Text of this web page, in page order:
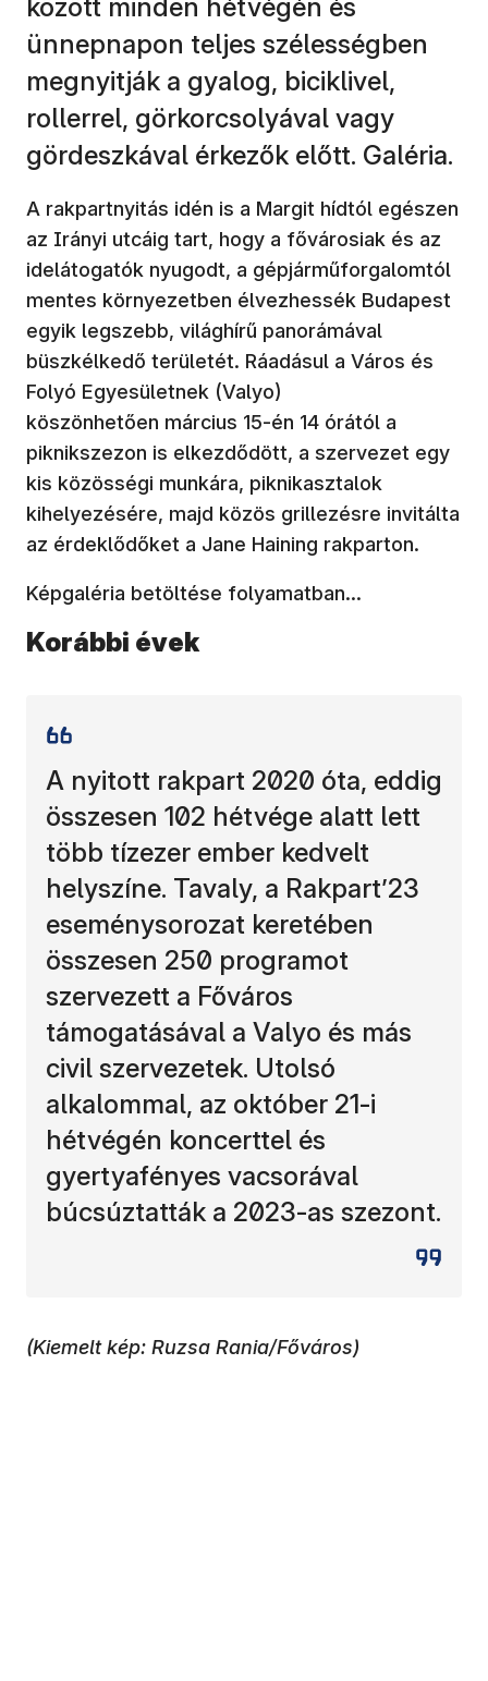
között minden hétvégén és
ünnepnapon teljes szélességben
megnyitják a gyalog, biciklivel,
rollerrel, görkorcsolyával vagy
gördeszkával érkezők előtt. Galéria.
A rakpartnyitás idén is a Margit hídtól egészen
az Irányi utcáig tart, hogy a fővárosiak és az
idelátogatók nyugodt, a gépjárműforgalomtól
mentes környezetben élvezhessék Budapest
egyik legszebb, világhírű panorámával
büszkélkedő területét. Ráadásul a Város és
Folyó Egyesületnek (Valyo)
köszönhetően március 15-én 14 órától a
piknikszezon is elkezdődött, a szervezet egy
kis közösségi munkára, piknikasztalok
kihelyezésére, majd közös grillezésre invitálta
az érdeklődőket a Jane Haining rakparton.
Képgaléria betöltése folyamatban...
Korábbi évek
A nyitott rakpart 2020 óta, eddig
összesen 102 hétvége alatt lett
több tízezer ember kedvelt
helyszíne. Tavaly, a Rakpart’23
eseménysorozat keretében
összesen 250 programot
szervezett a Főváros
támogatásával a Valyo és más
civil szervezetek. Utolsó
alkalommal, az október 21-i
hétvégén koncerttel és
gyertyafényes vacsorával
búcsúztatták a 2023-as szezont.
(Kiemelt kép: Ruzsa Rania/Főváros)